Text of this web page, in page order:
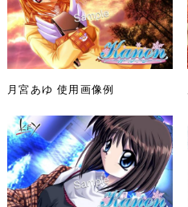
月宮あゆ 使用画像例